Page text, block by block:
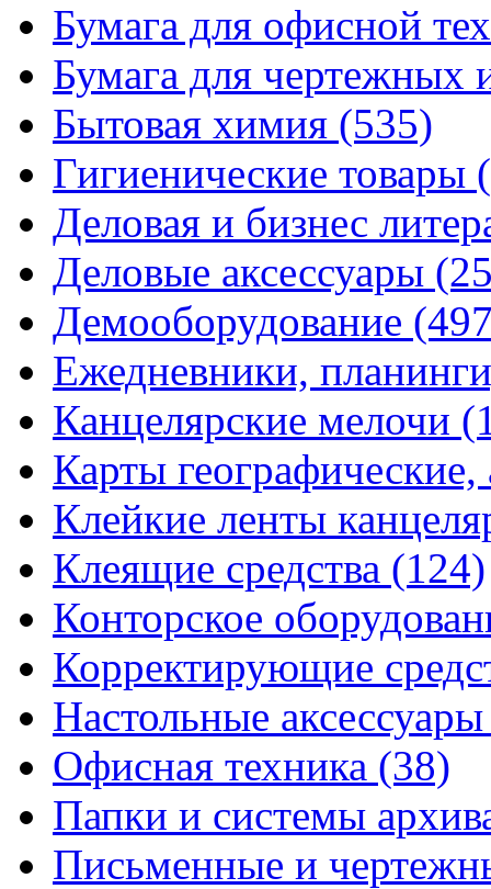
Бумага для офисной
Бумага для чертежных
Бытовая химия (535)
Гигиенические товары
Деловая и бизнес
Деловые аксессуары
Демооборудование
Ежедневники,
Канцелярские мелочи
Карты
Клейкие ленты
Клеящие средства (124)
Конторское
Корректирующие
Настольные
Офисная техника (38)
Папки и системы
Письменные и